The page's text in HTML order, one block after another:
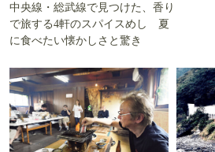
中央線・総武線で見つけた、香り
で旅する4軒のスパイスめし 夏
に食べたい懐かしさと驚き